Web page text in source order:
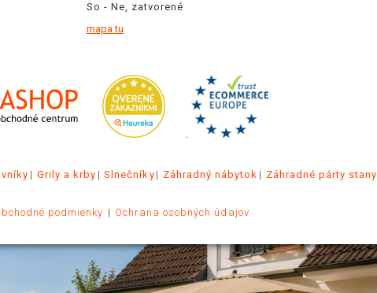
So - Ne, zatvorené
mapa tu
.
Grily a krby Slnečníky Záhradný nábytok Záhradné párty stany
podmienky Ochrana osobných údajov